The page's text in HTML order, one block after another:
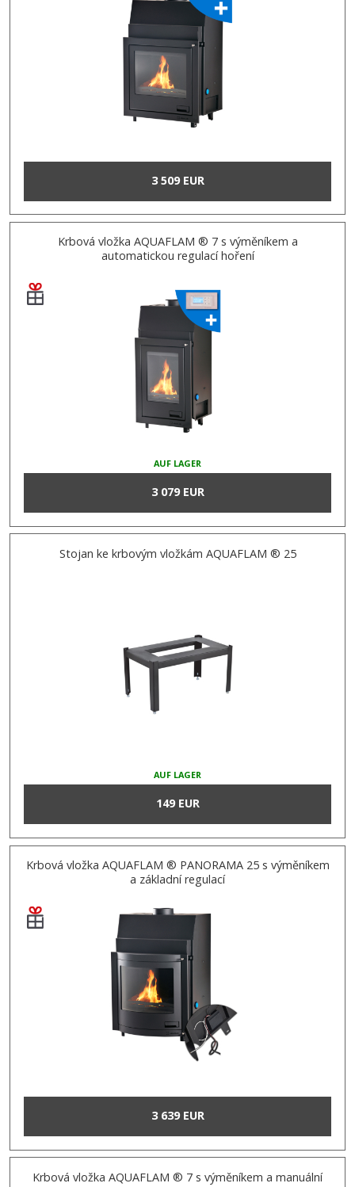
3 509 EUR
Krbová vložka AQUAFLAM ® 7 s výměníkem a
automatickou regulací hoření
AUF LAGER
3 079 EUR
Stojan ke krbovým vložkám AQUAFLAM ® 25
AUF LAGER
149 EUR
Krbová vložka AQUAFLAM ® PANORAMA 25 s výměníkem
a základní regulací
3 639 EUR
Krbová vložka AQUAFLAM ® 7 s výměníkem a manuální